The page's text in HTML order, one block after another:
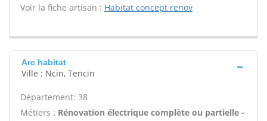
Voir la fiche artisan : Habitat concept renov
Arc habitat
Ville : Ncin, Tencin
Département: 38
Métiers : Rénovation électrique complète ou partielle -